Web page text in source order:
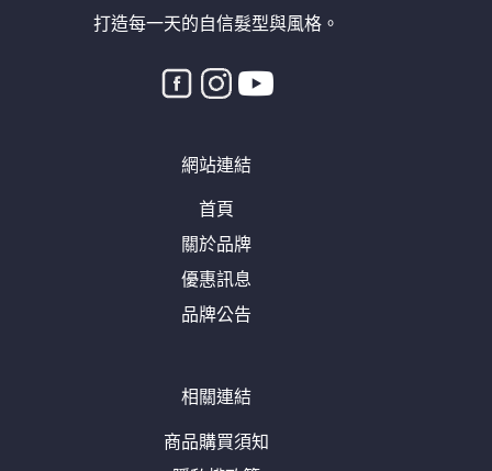
打造每一天的自信髮型與風格。
網站連結
首頁
關於品牌
優惠訊息
品牌公告
相關連結
商品購買須知